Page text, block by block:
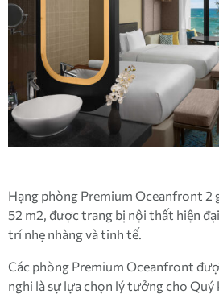
Hạng phòng Premium Oceanfront
52 m2, được trang bị nội thất hiện
trí nhẹ nhàng và tinh tế.
Các phòng Premium Oceanfront
nghi là sự lựa chọn lý tưởng cho